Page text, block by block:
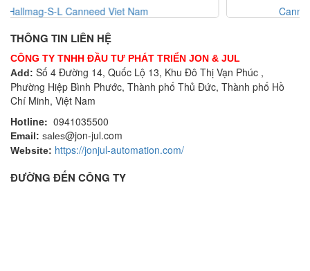
Canneed-BCT-100-T Canneed Viet Nam
THÔNG TIN LIÊN HỆ
CÔNG TY TNHH ĐẦU TƯ PHÁT TRIỂN JON & JUL
Add: Số 4 Đường 14, Quốc Lộ 13, Khu Đô Thị Vạn Phúc ,
Phường Hiệp Bình Phước, Thành phố Thủ Đức, Thành phố Hồ
Chí Minh, Việt Nam
Hotline: 0941035500
Email: sales@jon-jul.com
Website: https://jonjul-automation.com/
ĐƯỜNG ĐẾN CÔNG TY